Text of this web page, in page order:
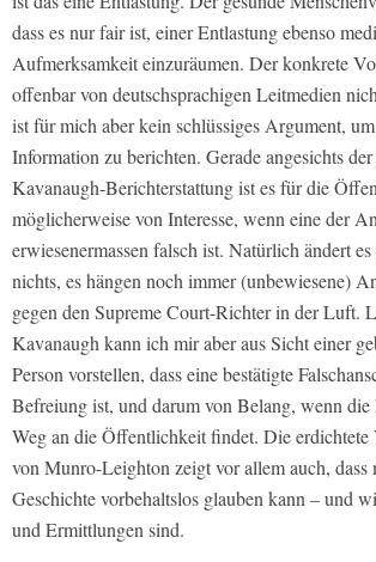
dass es nur fair ist, einer Entlastung ebenso
Aufmerksamkeit einzuräumen. Der konkrete
offenbar von deutschsprachigen Leitmedien
ist für mich aber kein schlüssiges Argument,
Information zu berichten. Gerade angesichts
Kavanaugh-Berichterstattung ist es für die
möglicherweise von Interesse, wenn eine der
erwiesenermassen falsch ist. Natürlich ändert
nichts, es hängen noch immer (unbewiesene)
gegen den Supreme Court-Richter in der Luft.
Kavanaugh kann ich mir aber aus Sicht einer
Person vorstellen, dass eine bestätigte
Befreiung ist, und darum von Belang, wenn die
Weg an die Öffentlichkeit findet. Die
von Munro-Leighton zeigt vor allem auch, dass
Geschichte vorbehaltslos glauben kann – und
und Ermittlungen sind.